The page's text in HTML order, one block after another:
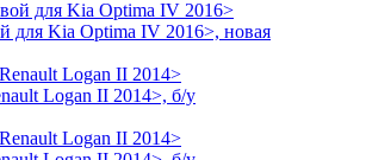
для Kia Optima IV 2016>, новая
Logan II 2014>, б/у